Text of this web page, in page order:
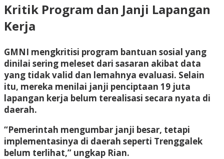
Kritik Program dan Janji Lapangan
Kerja
GMNI mengkritisi program bantuan sosial yang
dinilai sering meleset dari sasaran akibat data
yang tidak valid dan lemahnya evaluasi. Selain
itu, mereka menilai janji penciptaan 19 juta
lapangan kerja belum terealisasi secara nyata di
daerah.
“Pemerintah mengumbar janji besar, tetapi
implementasinya di daerah seperti Trenggalek
belum terlihat,” ungkap Rian.